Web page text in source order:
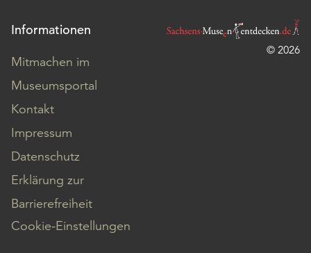
Informationen
Mitmachen im
Museumsportal
Kontakt
Impressum
Datenschutz
Erklärung zur
Barrierefreiheit
Cookie-Einstellungen
© 2026